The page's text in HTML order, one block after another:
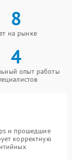
8
на рынке
4
опыт работы
и прошедшие
корректную